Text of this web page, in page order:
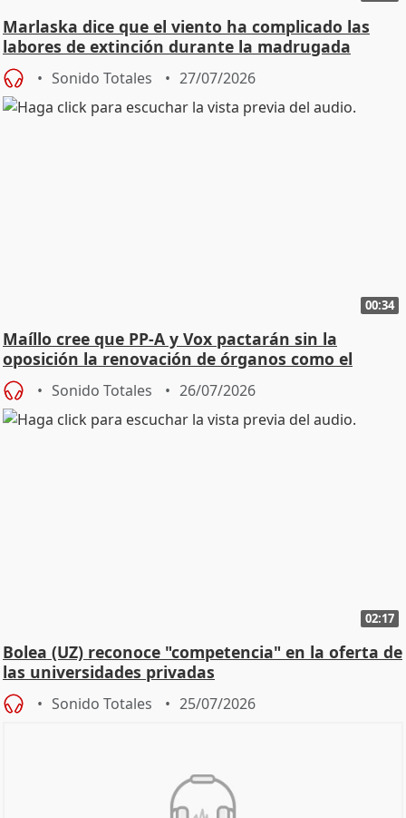
Marlaska dice que el viento ha complicado las
labores de extinción durante la madrugada
Sonido Totales 27/07/2026
00:34
Maíllo cree que PP-A y Vox pactarán sin la
oposición la renovación de órganos como el
Defensor
Sonido Totales 26/07/2026
02:17
Bolea (UZ) reconoce "competencia" en la oferta de
las universidades privadas
Sonido Totales 25/07/2026